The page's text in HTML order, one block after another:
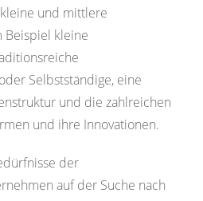
und mittlere
Beispiel kleine
Selbstständige, eine
und die zahlreichen
und ihre Innovationen.
der
auf der Suche nach